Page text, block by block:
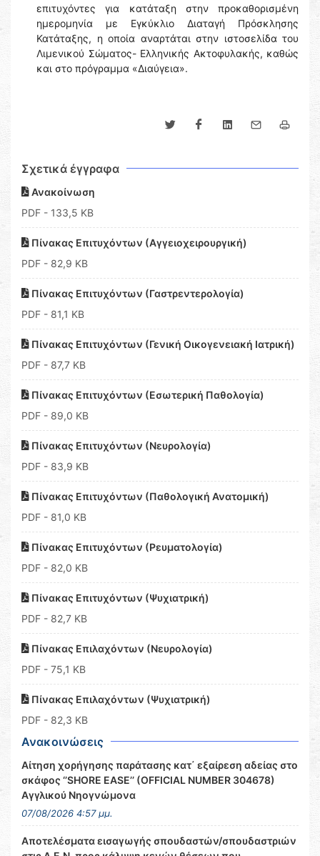
επιτυχόντες για κατάταξη στην προκαθορισμένη
ημερομηνία με Εγκύκλιο Διαταγή Πρόσκλησης
Κατάταξης, η οποία αναρτάται στην ιστοσελίδα του
Λιμενικού Σώματος- Ελληνικής Ακτοφυλακής, καθώς
και στο πρόγραμμα «Διαύγεια».
Σχετικά έγγραφα
Ανακοίνωση
PDF - 133,5 KB
Πίνακας Επιτυχόντων (Αγγειοχειρουργική)
PDF - 82,9 KB
Πίνακας Επιτυχόντων (Γαστρεντερολογία)
PDF - 81,1 KB
Πίνακας Επιτυχόντων (Γενική Οικογενειακή Ιατρική)
PDF - 87,7 KB
Πίνακας Επιτυχόντων (Εσωτερική Παθολογία)
PDF - 89,0 KB
Πίνακας Επιτυχόντων (Νευρολογία)
PDF - 83,9 KB
Πίνακας Επιτυχόντων (Παθολογική Ανατομική)
PDF - 81,0 KB
Πίνακας Επιτυχόντων (Ρευματολογία)
PDF - 82,0 KB
Πίνακας Επιτυχόντων (Ψυχιατρική)
PDF - 82,7 KB
Πίνακας Επιλαχόντων (Νευρολογία)
PDF - 75,1 KB
Πίνακας Επιλαχόντων (Ψυχιατρική)
PDF - 82,3 KB
Ανακοινώσεις
Αίτηση χορήγησης παράτασης κατ΄ εξαίρεση αδείας στο
σκάφος ‘’SHORE EASE’’ (OFFICIAL NUMBER 304678)
Αγγλικού Νηογνώμονα
07/08/2026 4:57 μμ.
Αποτελέσματα εισαγωγής σπουδαστών/σπουδαστριών